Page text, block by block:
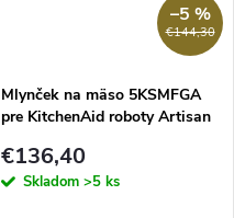
€144,30
–5 %
Mlynček na mäso 5KSMFGA
pre KitchenAid roboty Artisan
€136,40
Skladom >5 ks